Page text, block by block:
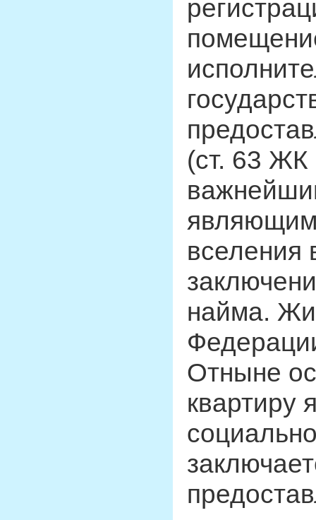
(ст. 63
найма.
Отныне
квартиру